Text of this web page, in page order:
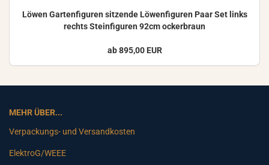
Löwen Gar­ten­fi­gu­ren sit­zen­de Lö­wen­fi­gu­ren Paar Set links
rechts Stein­fi­gu­ren 92cm ocker­braun
ab 895,00 EUR
MEHR ÜBER...
Verpackungs- und Versandkosten
ElektroG/WEEE